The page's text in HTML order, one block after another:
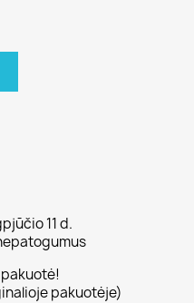
11 d.
pakuotėje)